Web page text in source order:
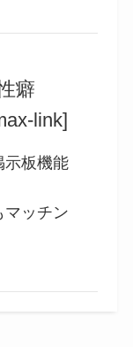
癖
link]
示板機能
マッチン